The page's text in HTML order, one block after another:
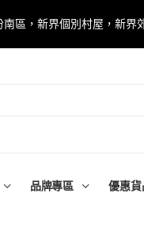
區，新界個別村屋，新界
品牌專區 優惠